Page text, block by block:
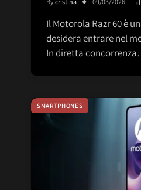
Il Motorola Razr 60 è
desidera entrare nel
In diretta
SMARTPHONES